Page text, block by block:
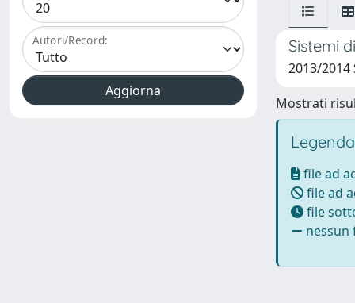
Autori/Record: Sistemi
2013/2014
Mostrati
file ad
file ad
file
nessun